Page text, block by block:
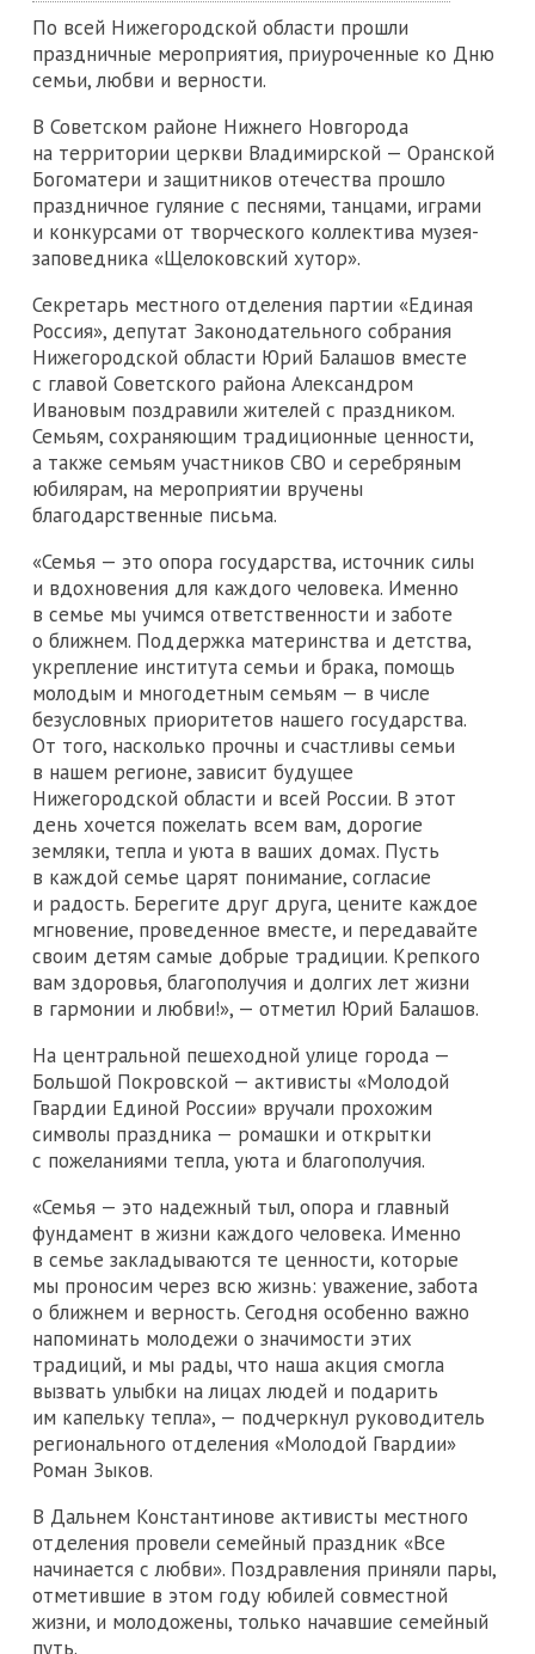
По всей Нижегородской области прошли
праздничные мероприятия, приуроченные ко Дню
семьи, любви и верности.
В Советском районе Нижнего Новгорода
на территории церкви Владимирской — Оранской
Богоматери и защитников отечества прошло
праздничное гуляние с песнями, танцами, играми
и конкурсами от творческого коллектива музея-
заповедника «Щелоковский хутор».
Секретарь местного отделения партии «Единая
Россия», депутат Законодательного собрания
Нижегородской области Юрий Балашов вместе
с главой Советского района Александром
Ивановым поздравили жителей с праздником.
Семьям, сохраняющим традиционные ценности,
а также семьям участников СВО и серебряным
юбилярам, на мероприятии вручены
благодарственные письма.
«Семья — это опора государства, источник силы
и вдохновения для каждого человека. Именно
в семье мы учимся ответственности и заботе
о ближнем. Поддержка материнства и детства,
укрепление института семьи и брака, помощь
молодым и многодетным семьям — в числе
безусловных приоритетов нашего государства.
От того, насколько прочны и счастливы семьи
в нашем регионе, зависит будущее
Нижегородской области и всей России. В этот
день хочется пожелать всем вам, дорогие
земляки, тепла и уюта в ваших домах. Пусть
в каждой семье царят понимание, согласие
и радость. Берегите друг друга, цените каждое
мгновение, проведенное вместе, и передавайте
своим детям самые добрые традиции. Крепкого
вам здоровья, благополучия и долгих лет жизни
в гармонии и любви!», — отметил Юрий Балашов.
На центральной пешеходной улице города —
Большой Покровской — активисты «Молодой
Гвардии Единой России» вручали прохожим
символы праздника — ромашки и открытки
с пожеланиями тепла, уюта и благополучия.
«Семья — это надежный тыл, опора и главный
фундамент в жизни каждого человека. Именно
в семье закладываются те ценности, которые
мы проносим через всю жизнь: уважение, забота
о ближнем и верность. Сегодня особенно важно
напоминать молодежи о значимости этих
традиций, и мы рады, что наша акция смогла
вызвать улыбки на лицах людей и подарить
им капельку тепла», — подчеркнул руководитель
регионального отделения «Молодой Гвардии»
Роман Зыков.
В Дальнем Константинове активисты местного
отделения провели семейный праздник «Все
начинается с любви». Поздравления приняли пары,
отметившие в этом году юбилей совместной
жизни, и молодожены, только начавшие семейный
путь.